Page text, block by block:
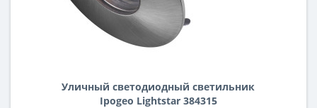
Уличный светодиодный cветильник
Ipogeo Lightstar 384315